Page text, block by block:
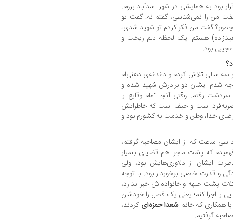
بود به همایشی در شهر اسدآباد بروم.
من را نمی‌شناسی، گفتم نه! گفت تو
گفت من فکر کردم تو شهید شدی،
هستم. یک لحظه دلم ریخت و
بود.
سه سالی تلاش کردم و دغدغه‌ی ذهنی‌ام
شدم ایشان دو برادرش شهید شده و
رفتم. وقتی آنجا تمام وقایع را
است و حیف است که خاطراتش
خدا، وطن و خدمت به کشورم بود و
سی ساعت که از ایشان مصاحبه گرفتم،
که پشت ماجرا هم قضایای بسیار
ایشان از دلاوری‌هایش بود، ولی
و قدرت خاصی برخوردار بود. با توجه
پشت جبهه و خانواده‌اش خبر ندارد،
را اجرا کنم؛ یعنی یک فصل را خودشان
همکاری که خانم سُعدا حمزه‌ای کردند،
گرفتیم.